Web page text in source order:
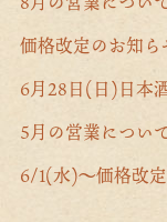
価格改定のお知ら
6月28日(日)日本
5月の営業につい
6/1(水)～価格改